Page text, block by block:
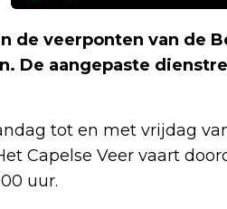
de veerponten van de
De aangepaste
tot en met vrijdag
Capelse Veer vaart
uur.